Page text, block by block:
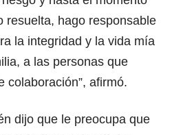
resuelta, hago responsable
la integridad y la vida mía
a las personas que
colaboración”, afirmó.
dijo que le preocupa que